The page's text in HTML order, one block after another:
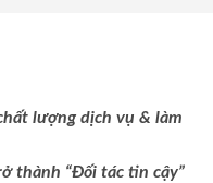
lượng dịch vụ & làm
thành “Đối tác tin cậy”